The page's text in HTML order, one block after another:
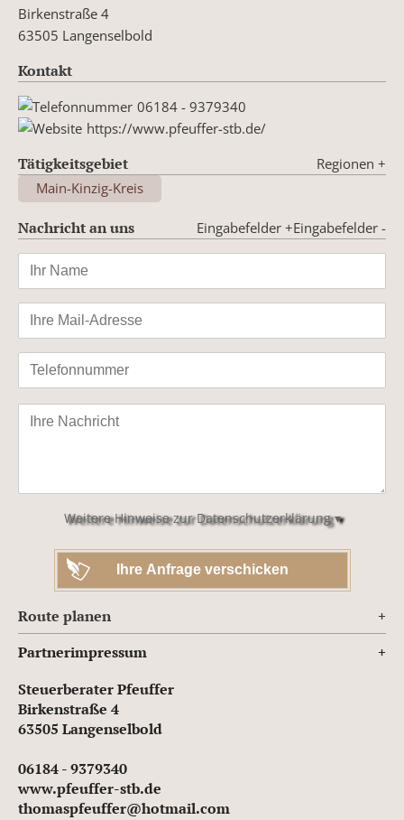
Birkenstraße 4
63505 Langenselbold
Kontakt
06184 - 9379340
https://www.pfeuffer-stb.de/
Tätigkeitsgebiet Regionen +
Main-Kinzig-Kreis
Nachricht an uns Eingabefelder -
Eingabefelder +
Bitte
lasse
leer.Weitere Hinweise zur Datenschutzerklärung ▾
Route planen
Partnerimpressum
Steuerberater Pfeuffer
Birkenstraße 4
63505 Langenselbold
06184 - 9379340
www.pfeuffer-stb.de
thomaspfeuffer@hotmail.com